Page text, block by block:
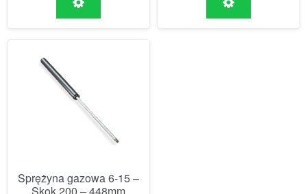
Sprężyna gazowa 6-15 –
Skok 200 – 448mm